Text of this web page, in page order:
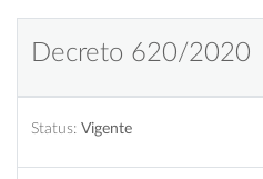
Decreto 620/2020
Status: Vigente